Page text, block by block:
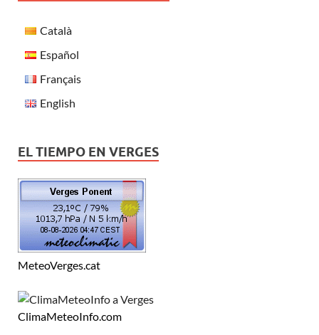
Català
Español
Français
English
EL TIEMPO EN VERGES
MeteoVerges.cat
ClimaMeteoInfo.com